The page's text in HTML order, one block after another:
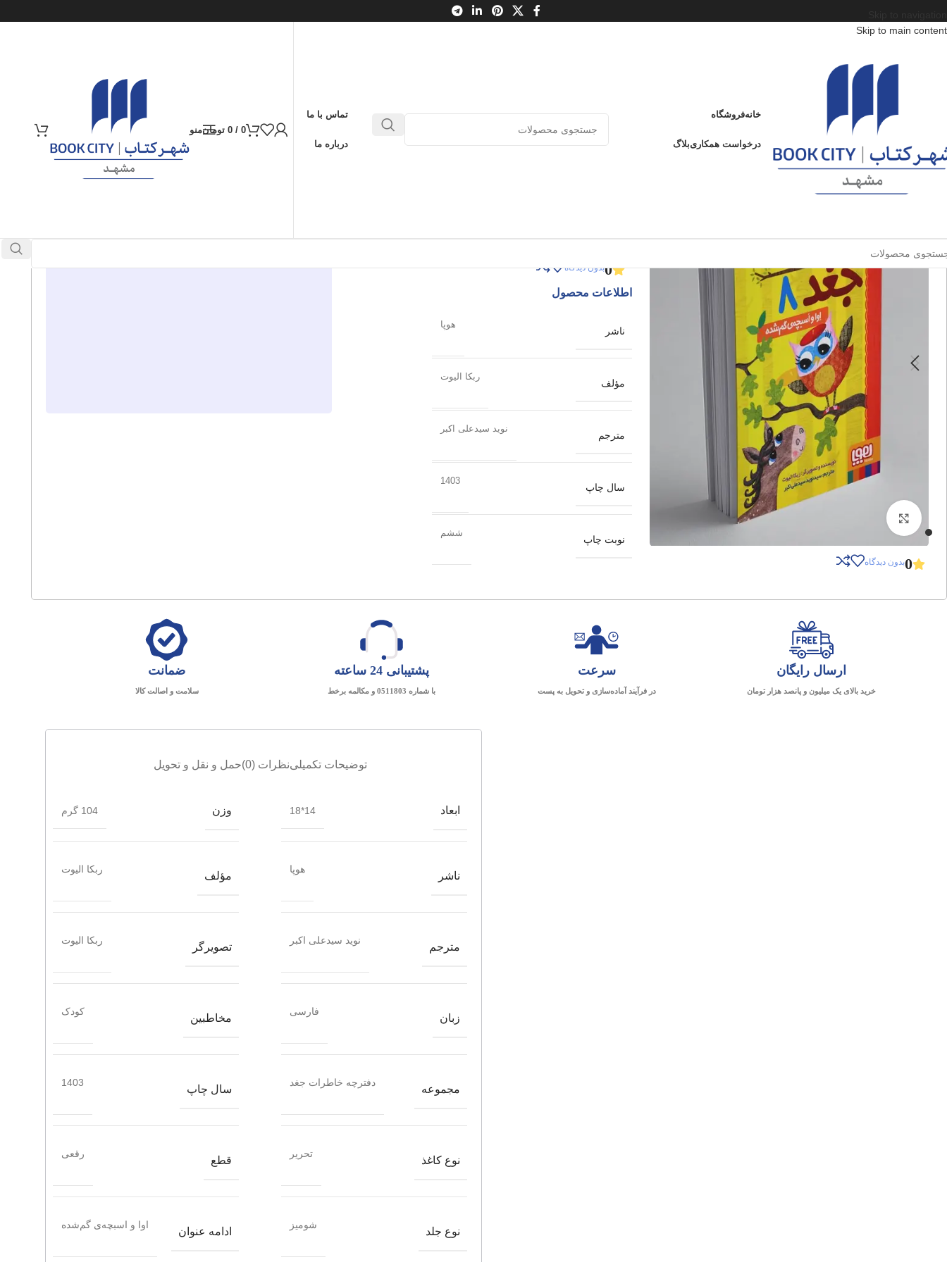
Skip to main content
خانهفروشگاه
درخواست همکاریبلاگ
تماس با ما
درباره ما
0
/
0 تومانمنو
محصولات / کتاب کودک و نوجوان
اوا و اسبچه‌ی گم‌شده
0بدون دیدگاه
0بدون دیدگاه
اطلاعات محصول
ناشر
هوپا
مؤلف
ربکا الیوت
مترجم
نوید سیدعلی اکبر
سال چاپ
1403
نوبت چاپ
ششم
ارسال رایگان
خرید بالای یک میلیون و پانصد هزار تومان
سرعت
در فرآیند آماده‌سازی و تحویل به پست
پشتیبانی 24 ساعته
با شماره 0511803 و مکالمه برخط
ضمانت
سلامت و اصالت کالا
توضیحات تکمیلینظرات (0) حمل و نقل و تحویل
ابعاد 14*18 وزن 104 گرم
ناشر
هوپا
مؤلف
ربکا الیوت
مترجم
نوید سیدعلی اکبر
تصویرگر
ربکا الیوت
زبان
فارسی
مخاطبین
کودک
مجموعه
دفترچه خاطرات جغد
سال چاپ
1403
نوع کاغذ
تحریر
قطع
رقعی
نوع جلد
شومیز
ادامه عنوان
اوا و اسبچه‌ی گم‌شده